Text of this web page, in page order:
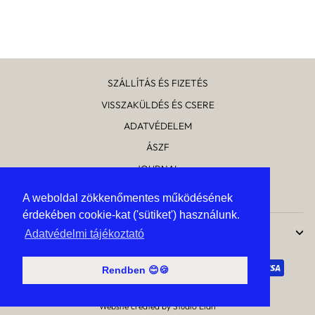
A weboldal zökkenőmentes működésének
érdekében cookie-kat ('sütiket') használunk.
Adatvédelmi tájékoztató
Rendben 😊🍪
A weboldal zökkenőmentes működésének
érdekében cookie-kat ('sütiket') használunk.
Adatvédelmi tájékoztató
Rendben 😊🍪
SZÁLLÍTÁS ÉS FIZETÉS
VISSZAKÜLDÉS ÉS CSERE
ADATVÉDELEM
ÁSZF
JOURNAL
RÓLUNK
UPTOSTYLE
Website created by Studio Elan